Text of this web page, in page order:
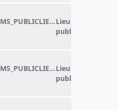
MS_PUBLICLIEU_CLieu des
public : lieu
MS_PUBLICLIEU_DLieu des
public :